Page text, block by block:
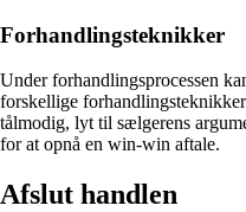
Forhandlingsteknikker
Under forhandlingsprocessen
forskellige
tålmodig, lyt til sælgerens
for at opnå en win-win aftale.
Afslut handlen